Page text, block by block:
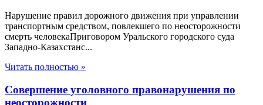
Нарушение правил дорожного движения при управлении
транспортным средством, повлекшего по неосторожности
смерть человекаПриговором Уральского городского суда
Западно-Казахстанс...
Читать полностью »
Совершение уголовного правонарушения по
неосторожности